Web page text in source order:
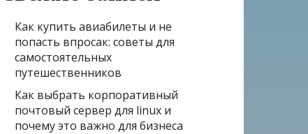
Как купить авиабилеты и не
попасть впросак: советы для
самостоятельных
путешественников
Как выбрать корпоративный
почтовый сервер для linux и
почему это важно для бизнеса